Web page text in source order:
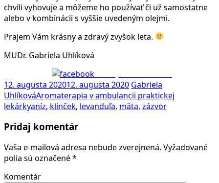
chvíli vyhovuje a môžeme ho používať či už samostatne
alebo v kombinácii s vyššie uvedeným olejmi.
Prajem Vám krásny a zdravý zvyšok leta.
MUDr. Gabriela Uhlíková
12. augusta 202012. augusta 2020 Gabriela
UhlíkováAromaterapia v ambulancii praktickej
lekárkyaníz, klinček, levanduľa, mäta, zázvor
Pridaj komentár
Vaša e-mailová adresa nebude zverejnená. Vyžadované
polia sú označené*
Komentár